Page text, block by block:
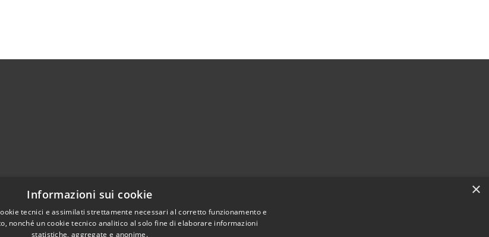
0372 93121
info@comune.cortedefrati.cr.it
comune.cortedefrati.cr@pec.it
×
Informazioni sui cookie
tecnici e assimilati strettamente necessari al corretto funzionamento e
nonché un cookie tecnico analitico al solo fine di elaborare informazioni
statistiche, aggregate e anonime.